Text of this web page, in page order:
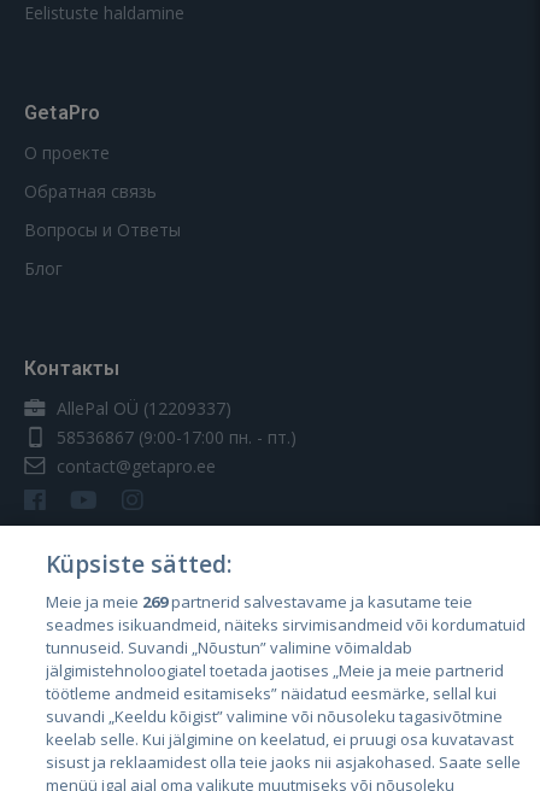
Eelistuste haldamine
GetaPro
О проекте
Обратная связь
Вопросы и Ответы
Блог
Контакты
AllePal OÜ (12209337)
58536867 (9:00-17:00 пн. - пт.)
contact@getapro.ee
Страны
Эстония
Латвия
Литва
Küpsiste sätted:
Meie ja meie 269partnerid salvestavame ja kasutame teie
seadmes isikuandmeid, näiteks sirvimisandmeid või kordumatuid
tunnuseid. Suvandi „Nõustun” valimine võimaldab
jälgimistehnoloogiatel toetada jaotises „Meie ja meie partnerid
töötleme andmeid esitamiseks” näidatud eesmärke, sellal kui
suvandi „Keeldu kõigist” valimine või nõusoleku tagasivõtmine
keelab selle. Kui jälgimine on keelatud, ei pruugi osa kuvatavast
sisust ja reklaamidest olla teie jaoks nii asjakohased. Saate selle
menüü igal ajal oma valikute muutmiseks või nõusoleku